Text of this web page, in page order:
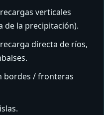
verticales
de la precipitación).
directa de ríos,
bordes / fronteras